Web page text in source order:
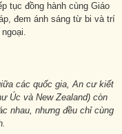
tục đồng hành cùng Giáo
đem ánh sáng từ bi và trí
các quốc gia, An cư kiết
Úc và New Zealand) còn
nhau, nhưng đều chỉ cùng